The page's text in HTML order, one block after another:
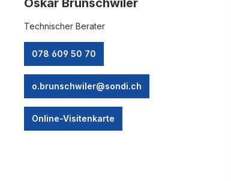
Technischer Berater
078 609 50 70
o.brunschwiler@sondi.ch
Online-Visitenkarte